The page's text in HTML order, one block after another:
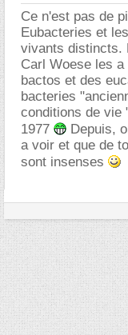
Ce n'est pas de
Eubacteries et
vivants distincts.
Carl Woese les
bactos et des
bacteries
conditions de vie
1977
Depuis,
a voir et que de
sont insenses